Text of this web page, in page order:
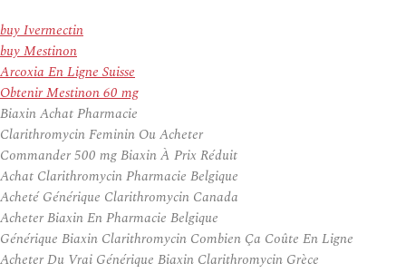
buy Ivermectin
buy Mestinon
Arcoxia En Ligne Suisse
Obtenir Mestinon 60 mg
Biaxin Achat Pharmacie
Clarithromycin Feminin Ou Acheter
Commander 500 mg Biaxin À Prix Réduit
Achat Clarithromycin Pharmacie Belgique
Acheté Générique Clarithromycin Canada
Acheter Biaxin En Pharmacie Belgique
Générique Biaxin Clarithromycin Combien Ça Coûte En Ligne
Acheter Du Vrai Générique Biaxin Clarithromycin Grèce